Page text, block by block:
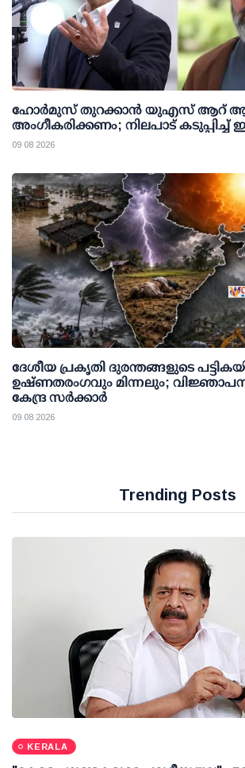
ഹോർമുസ് തുറക്കാൻ യുഎസ് ആറ്
അംഗീകരിക്കണം; നിലപാട് കടുപ്പിച്ച്
09 08 2026
ദേശീയ പ്രകൃതി ദുരന്തങ്ങളുടെ
ഉഷ്ണതരംഗവും മിന്നലും;
കേന്ദ്ര സര്‍ക്കാര്‍
09 08 2026
Trending Posts
KERALA